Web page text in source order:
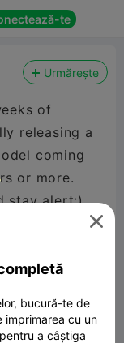
te
Urmărește
of
releasing a
coming
or more.
stay alert:)

bucură-te de
imprimarea cu un
a câștiga